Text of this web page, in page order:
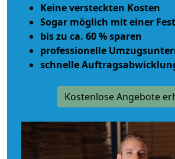
Keine versteckten Kosten
Sogar möglich mit einer
bis zu ca. 60 % sparen
professionelle
schnelle
Kostenlose Angebote